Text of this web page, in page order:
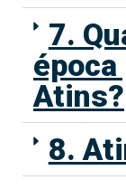
7.
Atins?
8.